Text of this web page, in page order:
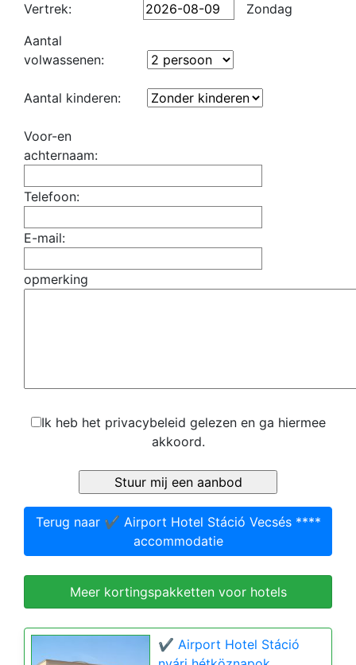
Vertrek:
Zondag
Aantal
volwassenen:
Aantal kinderen:
Voor-en
achternaam:
Telefoon:
E-mail:
opmerking
Ik heb het privacybeleid gelezen en ga hiermee
akkoord.
Terug naar ✔️ Airport Hotel Stáció Vecsés ****
accommodatie
Meer kortingspakketten voor hotels
✔️ Airport Hotel Stáció